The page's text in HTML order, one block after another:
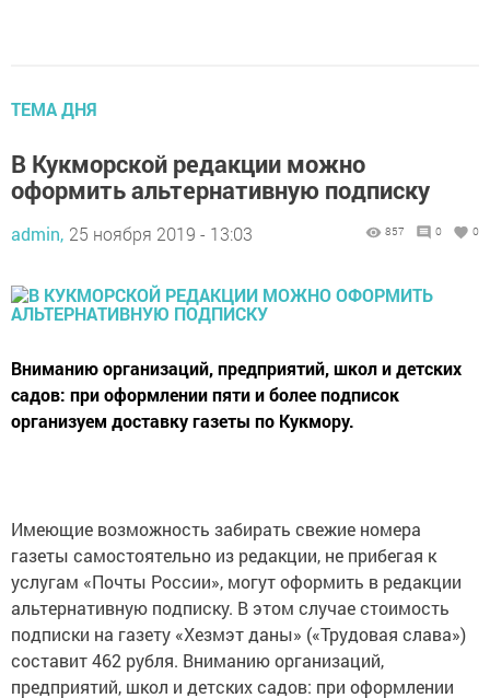
ТЕМА ДНЯ
В Кукморской редакции можно
оформить альтернативную подписку
admin, 25 ноября 2019 - 13:03 857 0 0
Вниманию организаций, предприятий, школ и детских
садов: при оформлении пяти и более подписок
организуем доставку газеты по Кукмору.
Имеющие возможность забирать свежие номера
газеты самостоятельно из редакции, не прибегая к
услугам «Почты России», могут оформить в редакции
альтернативную подписку. В этом случае стоимость
подписки на газету «Хезмэт даны» («Трудовая слава»)
составит 462 рубля. Вниманию организаций,
предприятий, школ и детских садов: при оформлении